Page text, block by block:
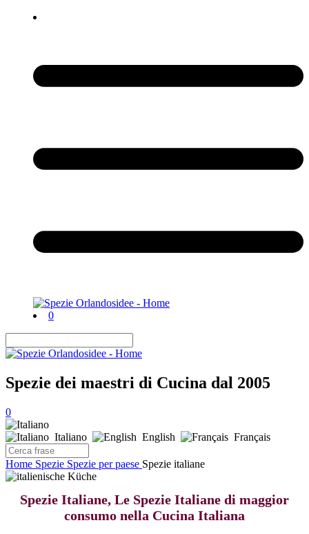
0
Spezie dei maestri di Cucina dal 2005
0
Italiano English Français
Home Spezie Spezie per paese Spezie italiane
Spezie Italiane, Le Spezie Italiane di maggior
consumo nella Cucina Italiana